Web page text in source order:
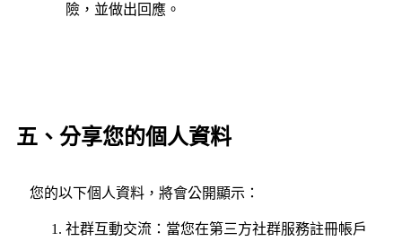
險，並做出回應。
五、分享您的個人資料
您的以下個人資料，將會公開顯示：
社群互動交流：當您在第三方社群服務註冊帳戶